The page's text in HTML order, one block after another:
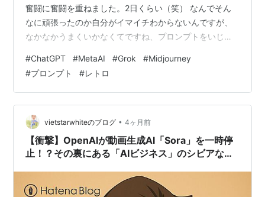
奮闘に奮闘を重ねました。2日くらい（笑） なんでそん
なに頑張ったのか自分がイマイチわからないんですが、
なかなかうまくいかなくてですね、プロンプトをいじっ
った⬇️（Gemini） 【プロンプト①】a cute cat wearing
huge round glasses, studying books, clean black and
white line art, pure white background, Neo-retro anime
…
#ChatGPT #MetaAI #Grok #Midjourney
#プロンプト #レトロ
vietstarwhiteのブログ • 4ヶ月前
【衝撃】OpenAIが動画生成AI「Sora」を一時停
止！？その裏にある「AIビジネス」のシビアな現